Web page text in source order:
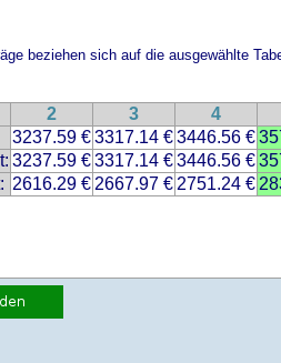
beziehen sich auf die ausgewählte
2 3 4
3237.59 €3317.14 €3446.56 €
3237.59 €3317.14 €3446.56 €
2616.29 € 2667.97 € 2751.24 €